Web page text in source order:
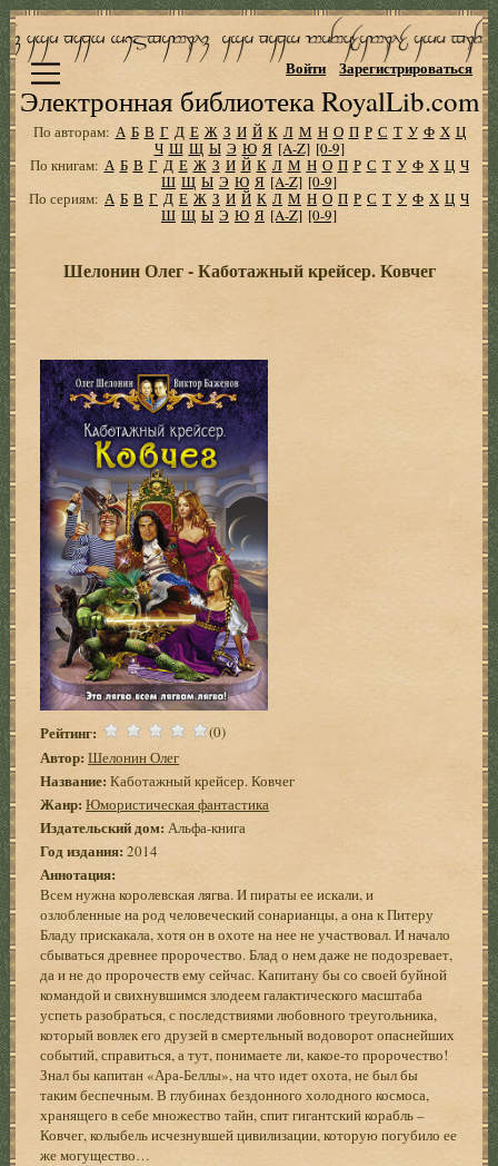
Электронная библиотека RoyalLib.com
Войти Зарегистрироваться
По авторам: А Б В Г Д Е Ж З И Й К Л М Н О П Р С Т У Ф Х Ц
Ч Ш Щ Ы Э Ю Я [A-Z] [0-9]
По книгам: А Б В Г Д Е Ж З И Й К Л М Н О П Р С Т У Ф Х Ц Ч
Ш Щ Ы Э Ю Я [A-Z] [0-9]
По сериям: А Б В Г Д Е Ж З И Й К Л М Н О П Р С Т У Ф Х Ц Ч
Ш Щ Ы Э Ю Я [A-Z] [0-9]
Шелонин Олег - Каботажный крейсер. Ковчег
Рейтинг: (0)
Автор: Шелонин Олег
Название: Каботажный крейсер. Ковчег
Жанр: Юмористическая фантастика
Издательский дом: Альфа-книга
Год издания:2014
Аннотация:
Всем нужна королевская лягва. И пираты ее искали, и
озлобленные на род человеческий сонарианцы, а она к Питеру
Бладу прискакала, хотя он в охоте на нее не участвовал. И начало
сбываться древнее пророчество. Блад о нем даже не подозревает,
да и не до пророчеств ему сейчас. Капитану бы со своей буйной
командой и свихнувшимся злодеем галактического масштаба
успеть разобраться, с последствиями любовного треугольника,
который вовлек его друзей в смертельный водоворот опаснейших
событий, справиться, а тут, понимаете ли, какое-то пророчество!
Знал бы капитан «Ара-Беллы», на что идет охота, не был бы
таким беспечным. В глубинах бездонного холодного космоса,
хранящего в себе множество тайн, спит гигантский корабль –
Ковчег, колыбель исчезнувшей цивилизации, которую погубило ее
же могущество…